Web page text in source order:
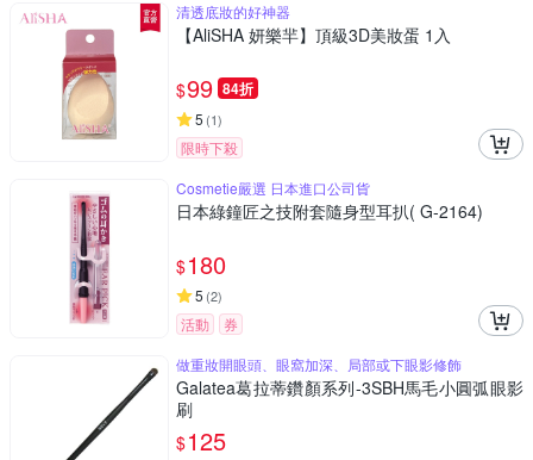
清透底妝的好神器
【AliSHA 妍樂羋】頂級3D美妝蛋 1入
$99 84折
5 (1)
限時下殺
Cosmetie嚴選 日本進口公司貨
日本綠鐘匠之技附套隨身型耳扒( G-2164)
$180
5 (2)
活動
券
做重妝開眼頭、眼窩加深、局部或下眼影修飾
Galatea葛拉蒂鑽顏系列-3SBH馬毛小圓弧眼影
刷
$125